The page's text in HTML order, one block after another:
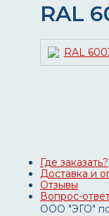
RAL
Где заказать?
Доставка и
Отзывы
Вопрос-
ООО "ЭГО"